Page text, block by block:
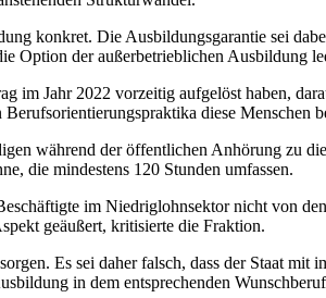
konkret. Die Ausbildungsgarantie sei
Option der außerbetrieblichen Ausbildung
im Jahr 2022 vorzeitig aufgelöst haben,
diese Menschen
während der öffentlichen Anhörung zu
die mindestens 120 Stunden umfassen.
im Niedriglohnsektor nicht von
geäußert, kritisierte die Fraktion.
Es sei daher falsch, dass der Staat mit
in dem entsprechenden